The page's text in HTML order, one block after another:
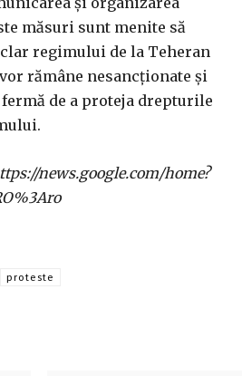
măsuri sunt menite să
regimului de la Teheran
rămâne nesancționate și
de a proteja drepturile
news.google.com/home?
proteste